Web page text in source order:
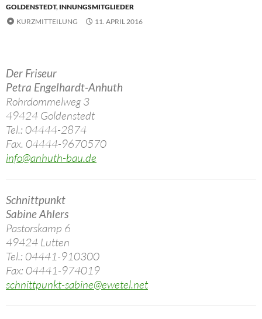
GOLDENSTEDT, INNUNGSMITGLIEDER
KURZMITTEILUNG
11. APRIL 2016
Der Friseur
Petra Engelhardt-Anhuth
Rohrdommelweg 3
49424 Goldenstedt
Tel.: 04444-2874
Fax. 04444-9670570
info@anhuth-bau.de
Schnittpunkt
Sabine Ahlers
Pastorskamp 6
49424 Lutten
Tel.: 04441-910300
Fax: 04441-974019
schnittpunkt-sabine@ewetel.net